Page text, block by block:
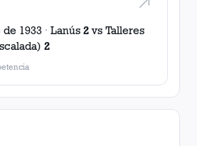
1933 · Lanús 2vs Talleres
2